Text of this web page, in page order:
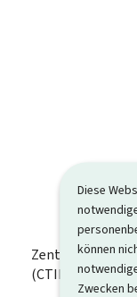
Diese
können
Zwecken
Zentrum für
(CTIE)